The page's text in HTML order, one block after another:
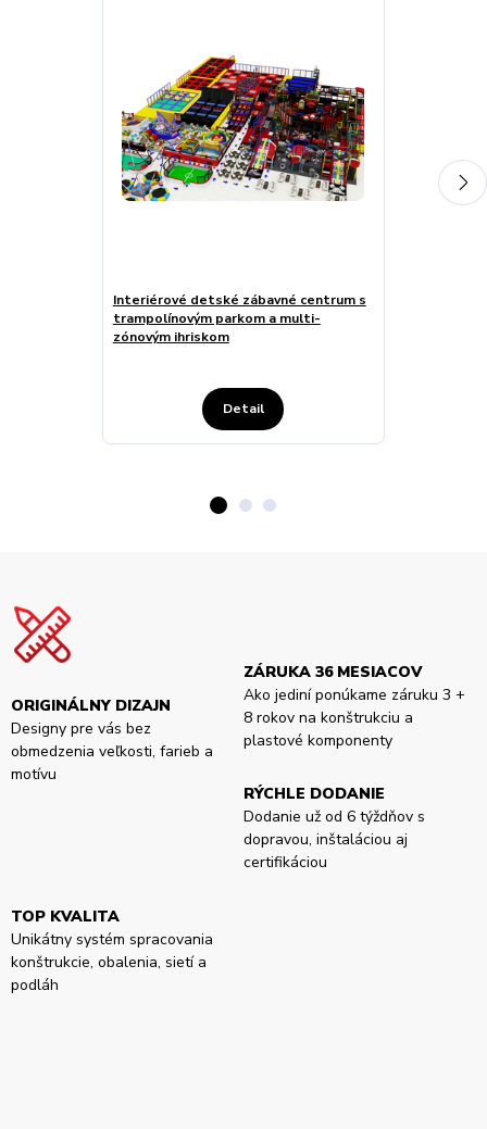
Interiérové detské zábavné centrum s
trampolínovým parkom a multi-
zónovým ihriskom
Detail
ORIGINÁLNY DIZAJN
Designy pre vás bez
obmedzenia veľkosti, farieb a
motívu
ZÁRUKA 36 MESIACOV
Ako jediní ponúkame záruku 3 +
8 rokov na konštrukciu a
plastové komponenty
RÝCHLE DODANIE
Dodanie už od 6 týždňov s
dopravou, inštaláciou aj
certifikáciou
TOP KVALITA
Unikátny systém spracovania
konštrukcie, obalenia, sietí a
podláh